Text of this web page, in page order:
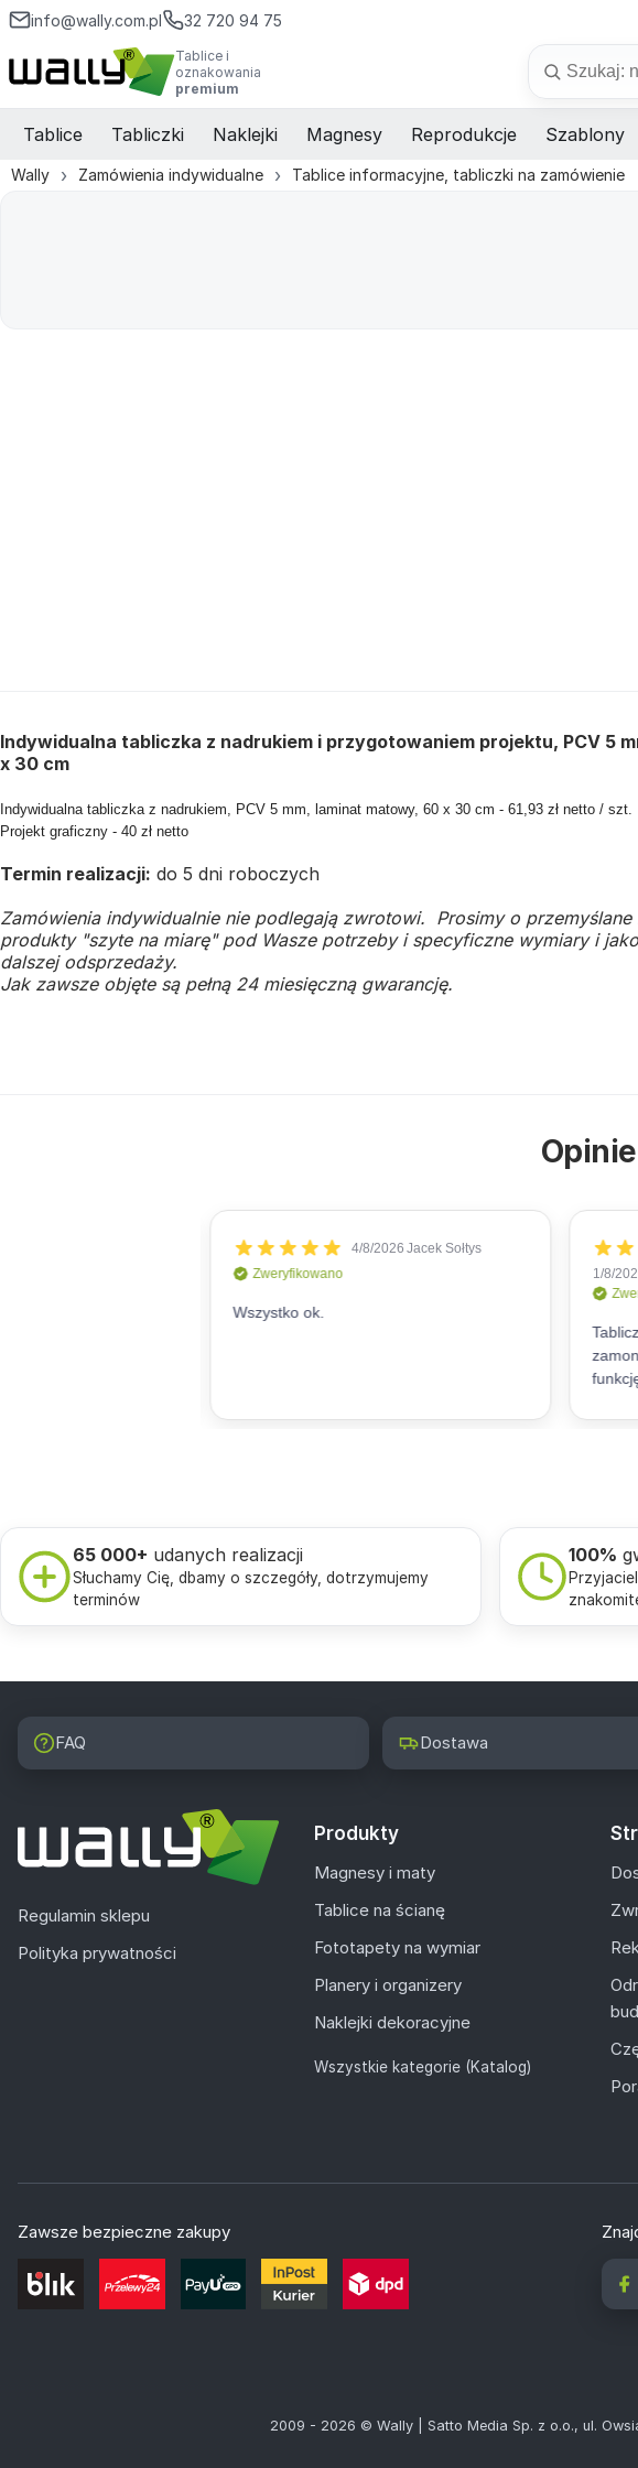
info@wally.com.pl 32 720 94 75
Tablice i
oznakowania
premium
Tablice Tabliczki Naklejki Magnesy Reprodukcje Szablony
Wally Zamówienia indywidualne Tablice informacyjne, tabliczki na zamówienie
Indywidualna tabliczka z nadrukiem i przygotowaniem projektu, PCV 5
x 30 cm
Indywidualna tabliczka z nadrukiem, PCV 5 mm, laminat matowy, 60 x 30 cm - 61,93 zł netto / szt.
Projekt graficzny - 40 zł netto
Termin realizacji: do 5 dni roboczych
Zamówienia indywidualnie nie podlegają zwrotowi. Prosimy o
produkty "szyte na miarę" pod Wasze potrzeby i specyficzne wymiary i
dalszej odsprzedaży.
Jak zawsze objęte są pełną 24 miesięczną gwarancję.
65 000+ udanych realizacji
Słuchamy Cię, dbamy o szczegóły, dotrzymujemy
terminów
100%
FAQ Dostawa
Regulamin sklepu
Polityka prywatności
Produkty
Magnesy i maty
Tablice na ścianę
Fototapety na wymiar
Planery i organizery
Naklejki dekoracyjne
Wszystkie kategorie (Katalog)
Zawsze bezpieczne zakupy
2009 - 2026 © Wally | Satto Media Sp. z o.o., ul.